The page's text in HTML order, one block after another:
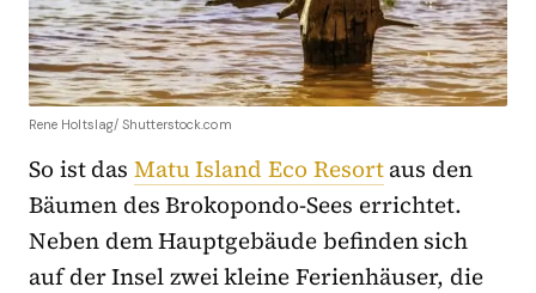
Rene Holtslag/ Shutterstock.com
So ist das Matu Island Eco Resortaus den
Bäumen des Brokopondo-Sees errichtet.
Neben dem Hauptgebäude befinden sich
auf der Insel zwei kleine Ferienhäuser, die